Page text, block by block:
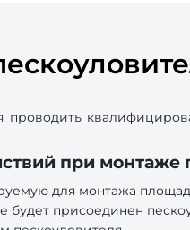
проводить
при монтаже
для монтажа
будет присоединен